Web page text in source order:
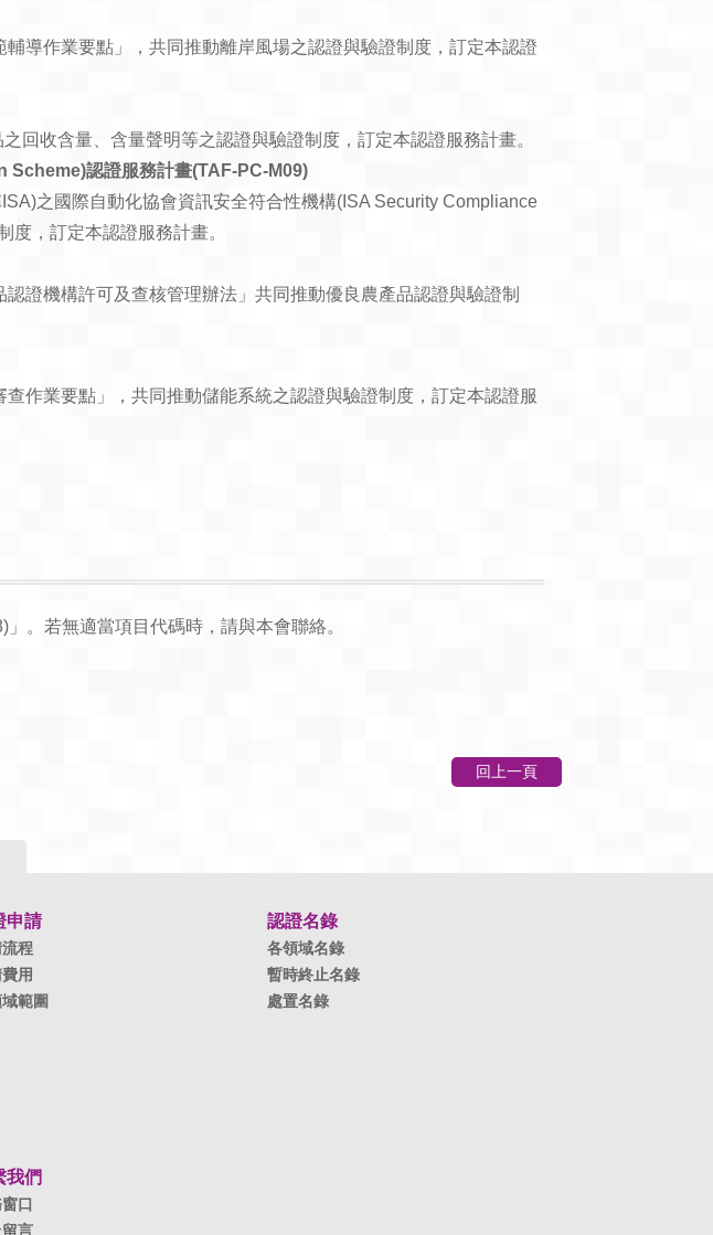
導作業要點」，共同推動離岸風場之認證與驗證制度，訂定本認證
回收含量、含量聲明等之認證與驗證制度，訂定本認證服務計畫。
認證服務計畫(TAF-PC-M09)
之國際自動化協會資訊安全符合性機構(ISA Security Compliance
度，訂定本認證服務計畫。
證機構許可及查核管理辦法」共同推動優良農產品認證與驗證制
作業要點」，共同推動儲能系統之認證與驗證制度，訂定本認證服
。若無適當項目代碼時，請與本會聯絡。
回上一頁
申請
程
用
範圍
認證名錄
各領域名錄
暫時終止名錄
處置名錄
我們
口
言